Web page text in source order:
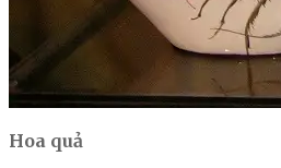
Hoa quả